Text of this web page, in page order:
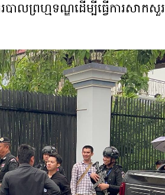
លព្រហ្មទណ្ឌដើម្បីធ្វើការសាកសួរ